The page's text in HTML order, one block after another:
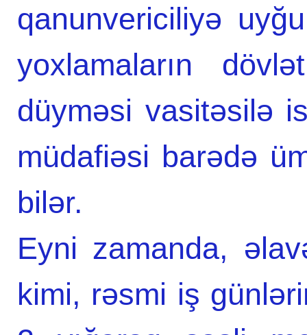
qanunvericiliyə
yoxlamaların
düyməsi vasitəsilə
müdafiəsi barədə
bilər.
Eyni zamanda,
kimi, rəsmi iş